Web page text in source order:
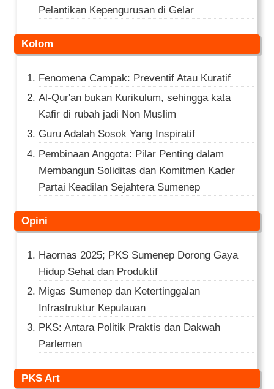
Pelantikan Kepengurusan di Gelar
Kolom
Fenomena Campak: Preventif Atau Kuratif
Al-Qur'an bukan Kurikulum, sehingga kata
Kafir di rubah jadi Non Muslim
Guru Adalah Sosok Yang Inspiratif
Pembinaan Anggota: Pilar Penting dalam
Membangun Soliditas dan Komitmen Kader
Partai Keadilan Sejahtera Sumenep
Opini
Haornas 2025; PKS Sumenep Dorong Gaya
Hidup Sehat dan Produktif
Migas Sumenep dan Ketertinggalan
Infrastruktur Kepulauan
PKS: Antara Politik Praktis dan Dakwah
Parlemen
PKS Art